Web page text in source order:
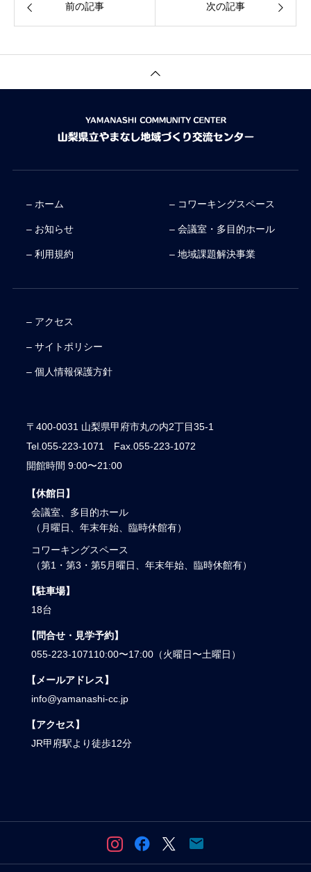
前の記事 次の記事
– ホーム
– お知らせ
– 利用規約
– コワーキングスペース
– 会議室・多目的ホール
– 地域課題解決事業
– アクセス
– サイトポリシー
– 個人情報保護方針
〒400-0031 山梨県甲府市丸の内2丁目35-1
Tel.055-223-1071 Fax.055-223-1072
開館時間 9:00〜21:00
【休館日】
会議室、多目的ホール
（月曜日、年末年始、臨時休館有）
コワーキングスペース
（第1・第3・第5月曜日、年末年始、臨時休館有）
【駐車場】
18台
【問合せ・見学予約】
055-223-1071 10:00〜17:00（火曜日〜土曜日）
【メールアドレス】
info@yamanashi-cc.jp
【アクセス】
JR甲府駅より徒歩12分